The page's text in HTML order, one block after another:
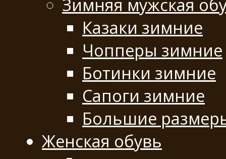
Зимняя мужская
Казаки зимние
Чопперы зимние
Ботинки зимние
Сапоги зимние
Большие
Женская обувь